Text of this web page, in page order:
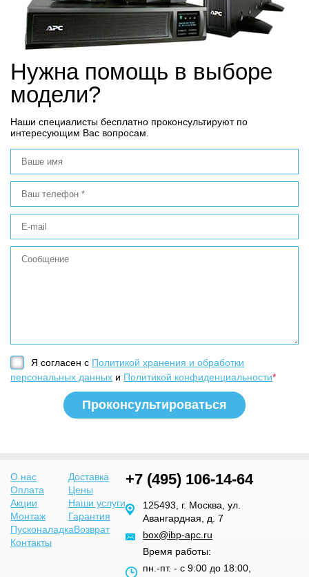
Нужна помощь в выборе
модели?
Наши специалисты бесплатно проконсультируют по
интересующим Вас вопросам.
Я согласен с Политикой хранения и обработки
персональных данных и Политикой конфиденциальности*
О нас
Доставка
Оплата
Цены
Акции
Наши услуги
Монтаж
Гарантия
ПусконаладкаВозврат
Контакты
+7 (495) 106-14-64
125493, г. Москва, ул.
Авангардная, д. 7
box@ibp-apc.ru
Время работы:
пн.-пт. - с 9:00 до 18:00,